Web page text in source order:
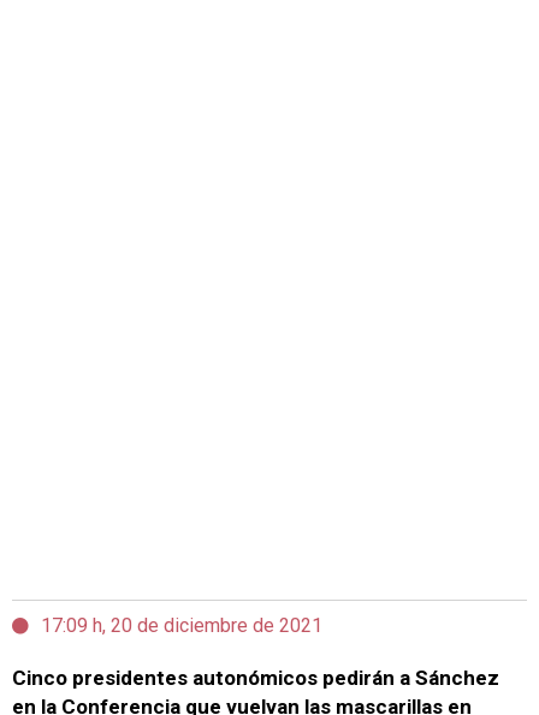
17:09 h, 20 de diciembre de 2021
Cinco presidentes autonómicos pedirán a Sánchez
en la Conferencia que vuelvan las mascarillas en